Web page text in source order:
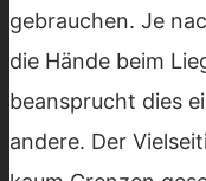
gebrauchen. Je
die Hände beim
beansprucht dies
andere. Der